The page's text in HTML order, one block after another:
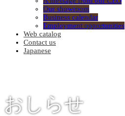
Our showroom
Business calendar
Employment opportunities
Web catalog
Contact us
Japanese
おしらせ